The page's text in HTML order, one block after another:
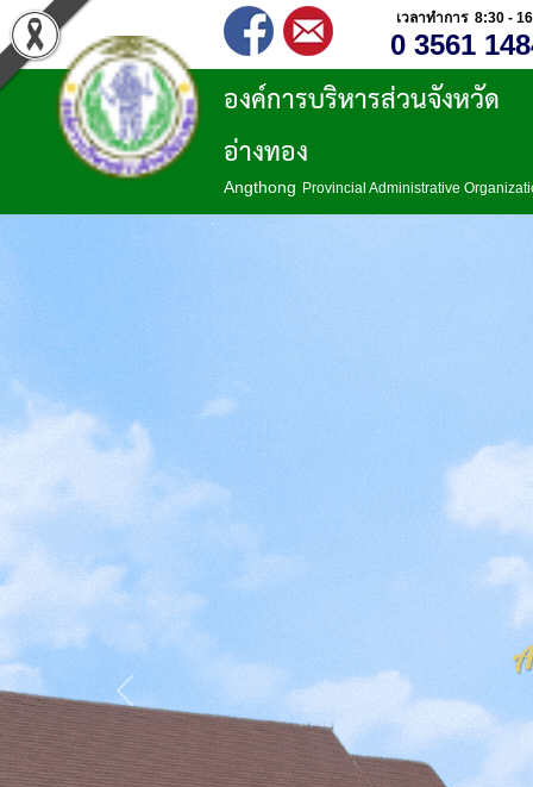
เวลาทำการ 8:30 -
0 3561
องค์การบริหารส่วนจังหวัด
อ่างทอง
Angthong Provincial Administrative
Previous